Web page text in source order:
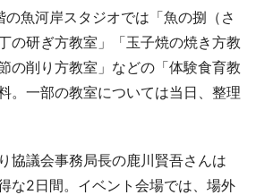
魚河岸スタジオでは「魚の捌（さ
の研ぎ方教室」「玉子焼の焼き方教
の削り方教室」などの「体験食育教
。一部の教室については当日、整理
協議会事務局長の鹿川賢吾さんは
な2日間。イベント会場では、場外